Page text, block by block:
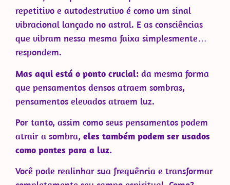
repetitivo e autodestrutivo é como um sinal
vibracional lançado no astral. E as consciências
que vibram nessa mesma faixa simplesmente…
respondem.
Mas aqui está o ponto crucial: da mesma forma
que pensamentos densos atraem sombras,
pensamentos elevados atraem luz.
Por tanto, assim como seus pensamentos podem
atrair a sombra, eles também podem ser usados
como pontes para a luz.
Você pode realinhar sua frequência e transformar